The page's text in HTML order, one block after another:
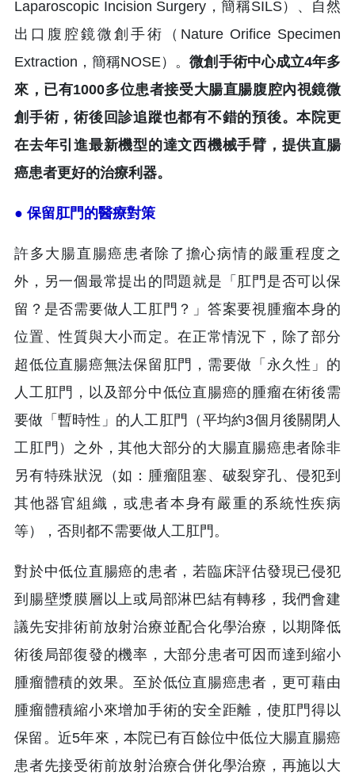
Laparoscopic Incision Surgery，簡稱SILS）、自然
出口腹腔鏡微創手術（Nature Orifice Specimen
Extraction，簡稱NOSE）。微創手術中心成立4年多
來，已有1000多位患者接受大腸直腸腹腔內視鏡微
創手術，術後回診追蹤也都有不錯的預後。本院更
在去年引進最新機型的達文西機械手臂，提供直腸
癌患者更好的治療利器。
● 保留肛門的醫療對策
許多大腸直腸癌患者除了擔心病情的嚴重程度之
外，另一個最常提出的問題就是「肛門是否可以保
留？是否需要做人工肛門？」答案要視腫瘤本身的
位置、性質與大小而定。在正常情況下，除了部分
超低位直腸癌無法保留肛門，需要做「永久性」的
人工肛門，以及部分中低位直腸癌的腫瘤在術後需
要做「暫時性」的人工肛門（平均約3個月後關閉人
工肛門）之外，其他大部分的大腸直腸癌患者除非
另有特殊狀況（如：腫瘤阻塞、破裂穿孔、侵犯到
其他器官組織，或患者本身有嚴重的系統性疾病
等），否則都不需要做人工肛門。
對於中低位直腸癌的患者，若臨床評估發現已侵犯
到腸壁漿膜層以上或局部淋巴結有轉移，我們會建
議先安排術前放射治療並配合化學治療，以期降低
術後局部復發的機率，大部分患者可因而達到縮小
腫瘤體積的效果。至於低位直腸癌患者，更可藉由
腫瘤體積縮小來增加手術的安全距離，使肛門得以
保留。近5年來，本院已有百餘位中低位大腸直腸癌
患者先接受術前放射治療合併化學治療，再施以大